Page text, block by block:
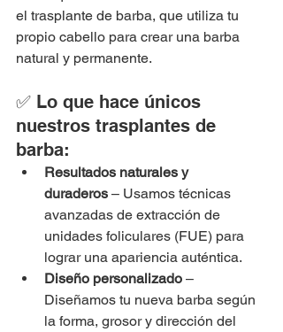
el trasplante de barba, que utiliza tu
propio cabello para crear una barba
natural y permanente.
✅ Lo que hace únicos
nuestros trasplantes de
barba:
Resultados naturales y
duraderos – Usamos técnicas
avanzadas de extracción de
unidades foliculares (FUE) para
lograr una apariencia auténtica.
Diseño personalizado –
Diseñamos tu nueva barba según
la forma, grosor y dirección del